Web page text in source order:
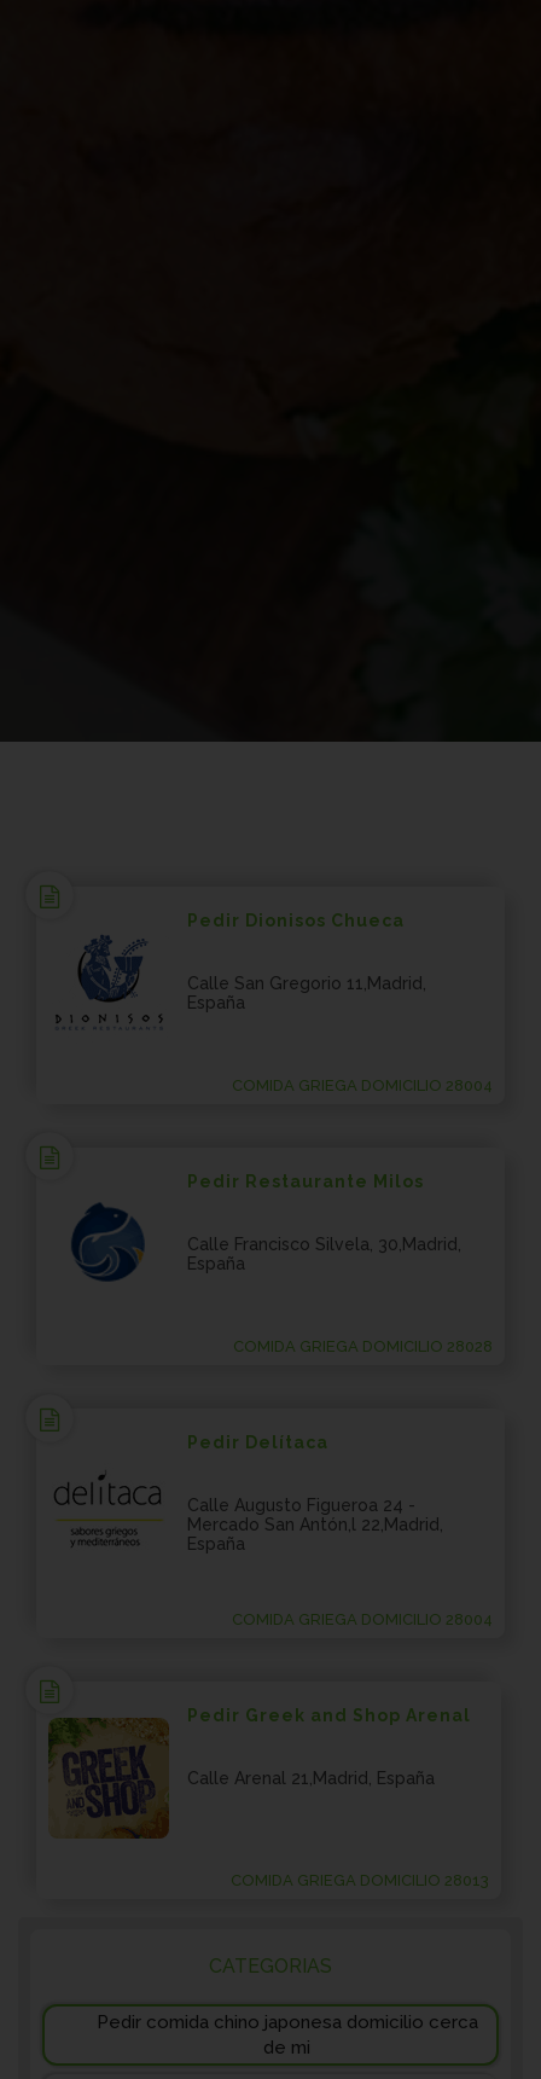
Pedir Dionisos Chueca
Calle San Gregorio 11,Madrid,
España
COMIDA GRIEGA DOMICILIO 28004
Pedir Restaurante Milos
Calle Francisco Silvela, 30,Madrid,
España
COMIDA GRIEGA DOMICILIO 28028
Pedir Delítaca
Calle Augusto Figueroa 24 -
Mercado San Antón,l 22,Madrid,
España
COMIDA GRIEGA DOMICILIO 28004
Pedir Greek and Shop Arenal
Calle Arenal 21,Madrid, España
COMIDA GRIEGA DOMICILIO 28013
CATEGORIAS
Pedir comida chino japonesa domicilio cerca
de mi